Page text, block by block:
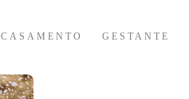
CASAMENTO GESTANTE